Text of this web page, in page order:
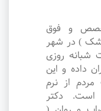
و فوق
) در شهر
شبانه روزی
داده و این
از نرم
است. دکتر